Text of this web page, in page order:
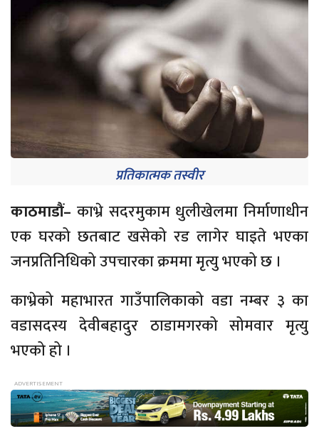
प्रतिकात्मक तस्वीर
काठमाडौं– काभ्रे सदरमुकाम धुलीखेलमा निर्माणाधीन
एक घरको छतबाट खसेको रड लागेर घाइते भएका
जनप्रतिनिधिको उपचारका क्रममा मृत्यु भएको छ ।
काभ्रेको महाभारत गाउँपालिकाको वडा नम्बर ३ का
वडासदस्य देवीबहादुर ठाडामगरको सोमवार मृत्यु
भएको हो ।